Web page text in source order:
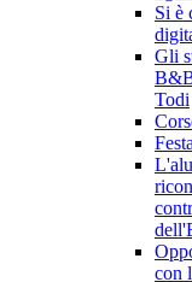
Si è
Gli
Todi
con